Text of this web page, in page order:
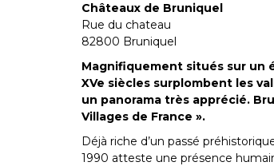
Châteaux de Bruniquel
Rue du chateau
82800 Bruniquel
Magnifiquement situés sur un
XVe siècles surplombent les
un panorama très apprécié.
Villages de France ».
Déjà riche d’un passé
1990 atteste une présence